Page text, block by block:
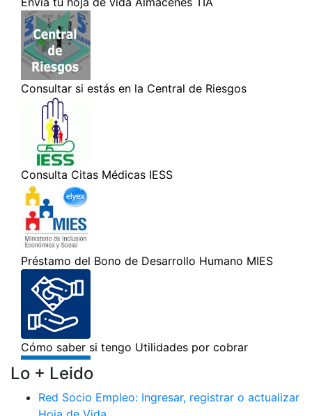
Lo + Leido
Red Socio Empleo: Ingresar, registrar o actualizar